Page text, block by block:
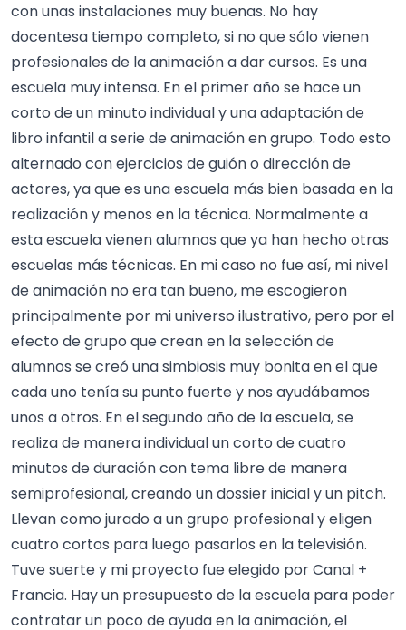
con unas instalaciones muy buenas. No hay
docentesa tiempo completo, si no que sólo vienen
profesionales de la animación a dar cursos. Es una
escuela muy intensa. En el primer año se hace un
corto de un minuto individual y una adaptación de
libro infantil a serie de animación en grupo. Todo esto
alternado con ejercicios de guión o dirección de
actores, ya que es una escuela más bien basada en la
realización y menos en la técnica. Normalmente a
esta escuela vienen alumnos que ya han hecho otras
escuelas más técnicas. En mi caso no fue así, mi nivel
de animación no era tan bueno, me escogieron
principalmente por mi universo ilustrativo, pero por el
efecto de grupo que crean en la selección de
alumnos se creó una simbiosis muy bonita en el que
cada uno tenía su punto fuerte y nos ayudábamos
unos a otros. En el segundo año de la escuela, se
realiza de manera individual un corto de cuatro
minutos de duración con tema libre de manera
semiprofesional, creando un dossier inicial y un pitch.
Llevan como jurado a un grupo profesional y eligen
cuatro cortos para luego pasarlos en la televisión.
Tuve suerte y mi proyecto fue elegido por Canal +
Francia. Hay un presupuesto de la escuela para poder
contratar un poco de ayuda en la animación, el